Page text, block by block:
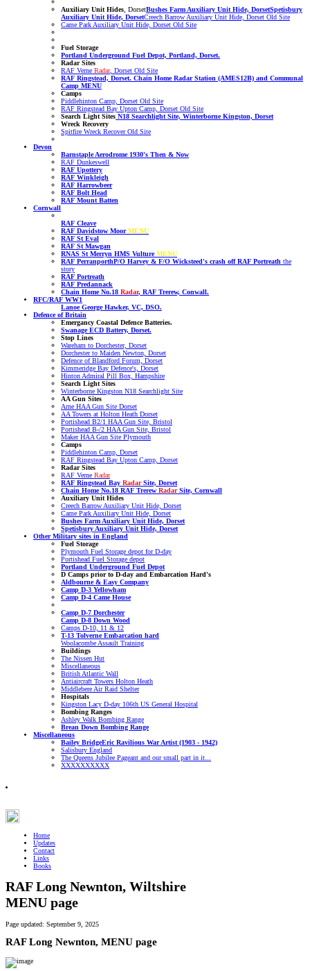
Auxiliary Unit Hides , DorsetBushes Farm Auxiliary Unit Hide, DorsetSpetisbury
Auxiliary Unit Hide, DorsetCreech Barrow Auxiliary Unit Hide, Dorset Old Site
Came Park Auxiliary Unit Hide, Dorset Old Site
Fuel Storage
Portland Underground Fuel Depot, Portland, Dorset.
Radar Sites
RAF Verne Radar, Dorset Old Site
RAF Ringstead, Dorset. Chain Home Radar Station (AMES12B) and Communal
Camp MENU
Camps
Piddlehinton Camp, Dorset Old Site
RAF Ringstead Bay Upton Camp, Dorset Old Site
Search Light Sites N18 Searchlight Site, Winterborne Kingston, Dorset
Wreck Recovery
Spitfire Wreck Recover Old Site
Devon
Barnstaple Aerodrome 1930's Then & Now
RAF Dunkeswell
RAF Upottery
RAF Winkleigh
RAF Harrowbeer
RAF Bolt Head
RAF Mount Batten
Cornwall
RAF Cleave
RAF Davidstow MoorMENU
RAF St Eval
RAF St Mawgan
RNAS St Merryn HMS Vulture MENU
RAF PerranporthP/O Harvey & F/O Wicksteed's crash off RAF Portreath the
story
RAF Portreath
RAF Predannack
Chain Home No.18 Radar, RAF Trerew, Conwall.
RFC/RAF WW1
Lanoe George Hawker, VC, DSO.
Defence of Britain
Emergancy Coastal Defence Batteries.
Swanage ECD Battery, Dorset.
Stop Lines
Wareham to Dorchester, Dorset
Dorchester to Maiden Newton, Dorset
Defence of Blandford Forum, Dorset
Kimmeridge Bay Defence's, Dorset
Hinton Admiral Pill Box, Hampshire
Search Light Sites
Winterborne Kingston N18 Searchlight Site
AA Gun Sites
Arne HAA Gun Site Dorset
AA Towers at Holton Heath Dorset
Portishead B2/1 HAA Gun Site, Bristol
Portishead B-/2 HAA Gun Site, Bristol
Maker HAA Gun Site Plymouth
Camps
Piddlehinton Camp, Dorset
RAF Ringstead Bay Upton Camp, Dorset
Radar Sites
RAF Verne Radar
RAF Ringstead Bay RadarSite, Dorset
Chain Home No.18 RAF Trerew RadarSite, Cornwall
Auxiliary Unit Hides
Creech Barrow Auxiliary Unit Hide, Dorset
Came Park Auxiliary Unit Hide, Dorset
Bushes Farm Auxiliary Unit Hide, Dorset
Spetisbury Auxiliary Unit Hide, Dorset
Other Military sites in England
Fuel Storage
Plymouth Fuel Storage depot for D-day
Portishead Fuel Storage depot
Portland Underground Fuel Depot
D Camps prior to D-day and Embarcation Hard's
Aldbourne & Easy Company
Camp D-3 Yellowham
Camp D-4 Came House
Camp D-7 Dorchester
Camp D-8 Down Wood
Camps D-10, 11 & 12
T-13 Tolverne Embarcation hard
Woolacombe Assault Training
Buildings
The Nissen Hut
Miscellaneous
British Atlantic Wall
Antiaircraft Towers Holton Heath
Middlebere Air Raid Shelter
Hospitals
Kingston Lacy D-day 106th US General Hospital
Bombing Ranges
Ashley Walk Bombing Range
Brean Down Bombing Range
Miscellaneous
Bailey BridgeEric Ravilious War Artist (1903 - 1942)
Salisbury England
The Queens Jubilee Pageant and our small part in it...
XXXXXXXXXX
Home
Updates
Contact
Links
Books
RAF Long Newnton, Wiltshire
MENU page
Page updated: September 9, 2025
RAF Long Newnton, MENU page